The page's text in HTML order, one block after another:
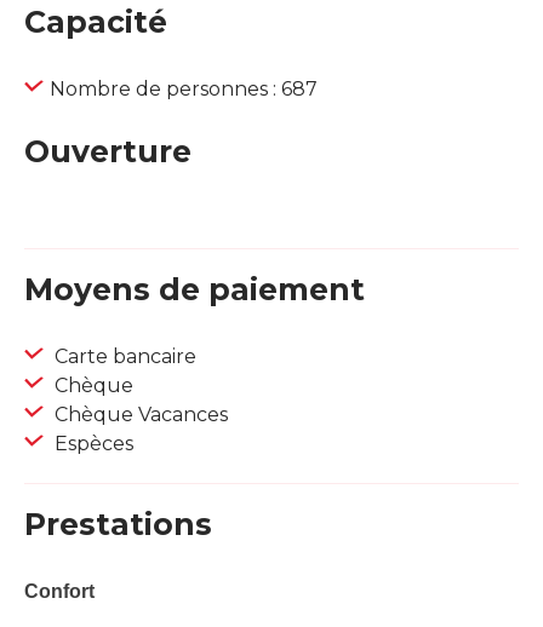
Capacité
Nombre de personnes : 687
Ouverture
Moyens de paiement
Carte bancaire
Chèque
Chèque Vacances
Espèces
Prestations
Confort